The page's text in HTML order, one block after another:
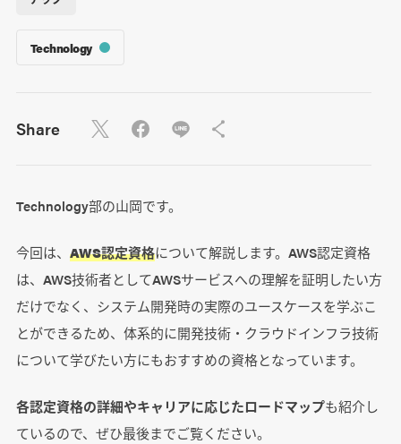
Technology
Share
Technology部の山岡です。
今回は、 AWS認定資格について解説します。AWS認定資格
は、AWS技術者としてAWSサービスへの理解を証明したい方
だけでなく、システム開発時の実際のユースケースを学ぶこ
とができるため、体系的に開発技術・クラウドインフラ技術
について学びたい方にもおすすめの資格となっています。
各認定資格の詳細やキャリアに応じたロードマップも紹介し
ているので、ぜひ最後までご覧ください。